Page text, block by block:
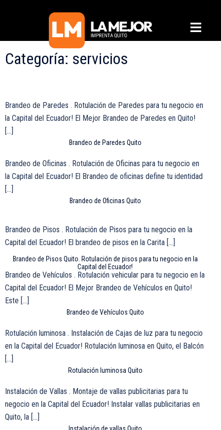
Categoría: servicios
Brandeo de Paredes Quito
Brandeo de Paredes . Rotulación de Paredes para tu negocio en
la Capital del Ecuador! El Mejor Brandeo de Paredes en Quito!
[…]
Brandeo de Oficinas Quito
Brandeo de Oficinas . Rotulación de Oficinas para tu negocio en
la Capital del Ecuador! El Brandeo de oficinas define tu identidad
[…]
Brandeo de Pisos Quito. Rotulación de pisos para tu negocio en la
Capital del Ecuador!
Brandeo de Pisos . Rotulación de Pisos para tu negocio en la
Capital del Ecuador! El brandeo de pisos en la Carita […]
Brandeo de Vehículos Quito
Brandeo de Vehículos . Rotulación vehicular para tu negocio en la
Capital del Ecuador! El Mejor Brandeo de Vehículos en Quito!
Este […]
Rotulación luminosa Quito
Rotulación luminosa . Instalación de Cajas de luz para tu negocio
en la Capital del Ecuador! Rotulación luminosa en Quito, el Balcón
[…]
Instalación de Vallas . Montaje de vallas publicitarias para tu
negocio en la Capital del Ecuador! Instalar vallas publicitarias en
Quito, la […]